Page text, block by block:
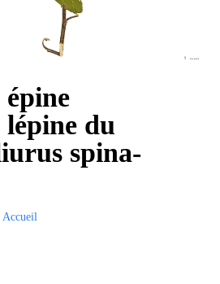
lépine du
spina-
Accueil